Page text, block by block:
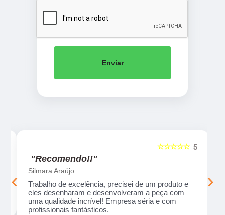
Enviar
5
☆☆☆☆☆
"Recomendo!!"
Silmara Araújo
Trabalho de excelência, precisei de um produto e
eles desenharam e desenvolveram a peça com
uma qualidade incrível! Empresa séria e com
profissionais fantásticos.
‹ ›